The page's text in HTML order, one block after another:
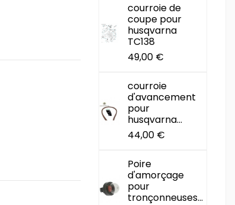
courroie de
coupe pour
husqvarna
TC138
49,00 €
courroie
d'avancement
pour
husqvarna...
44,00 €
Poire
d'amorçage
pour
tronçonneuses...